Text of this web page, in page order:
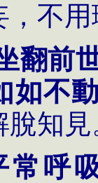
，不
翻前
如不
脫知見
常呼